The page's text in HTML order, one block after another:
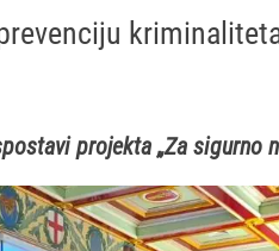
projekta „Za sigurno